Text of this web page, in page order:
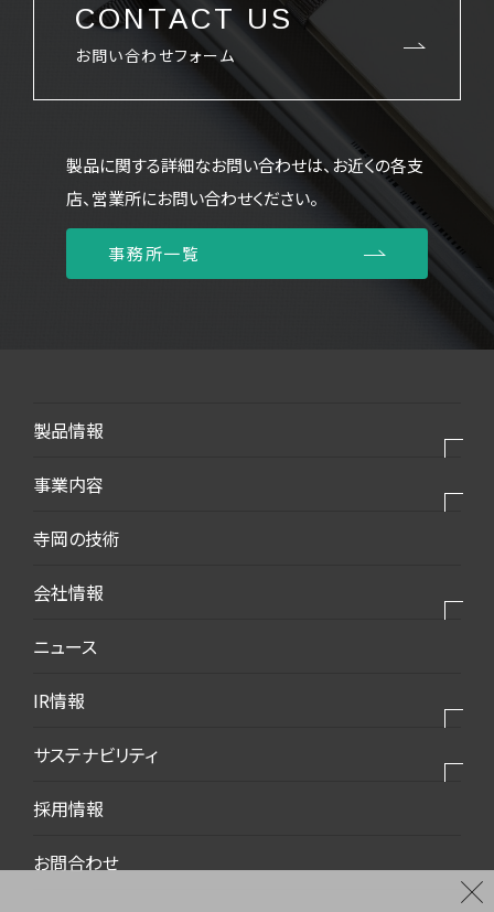
CONTACT US
お問い合わせフォーム
製品に関する詳細なお問い合わせは、お近くの各支
店、営業所にお問い合わせください。
事務所一覧
製品情報
製品⼀覧
モビリティ・新エネルギー
生活・梱包
ダウンロード資料
事業内容
私たちの事業
私たちの強み
2025VISION
寺岡の技術
会社情報
代表挨拶
事業所案内
ニュース
IR情報
中期経営計画
株主総会
サステナビリティ
サステナビリティトップ
品質
採用情報
お問合わせ